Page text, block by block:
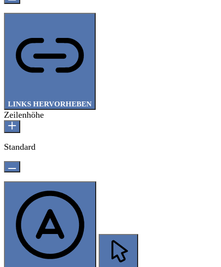
LINKS HERVORHEBEN
Zeilenhöhe
Standard